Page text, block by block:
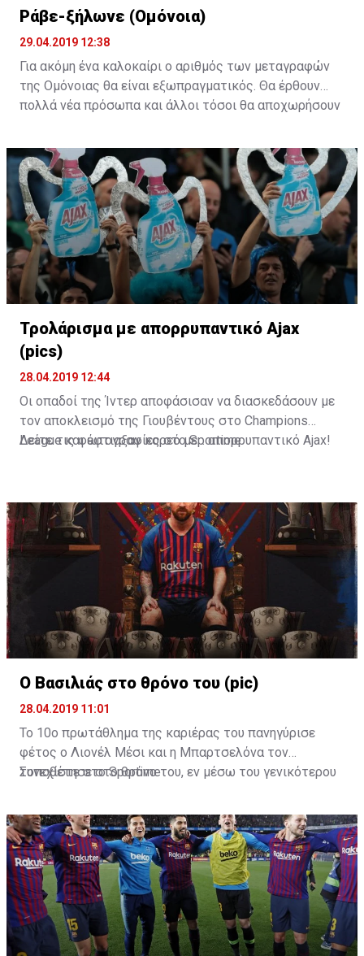
Ράβε-ξήλωνε (Ομόνοια)
29.04.2019 12:38
Για ακόμη ένα καλοκαίρι ο αριθμός των μεταγραφών
της Ομόνοιας θα είναι εξωπραγματικός. Θα έρθουν
πολλά νέα πρόσωπα και άλλοι τόσοι θα αποχωρήσουν
θα κάνει ξανά την εμφάνιση της στους "πράσινους".
Τρολάρισμα με απορρυπαντικό Ajax
(pics)
28.04.2019 12:44
Οι οπαδοί της Ίντερ αποφάσισαν να διασκεδάσουν με
τον αποκλεισμό της Γιουβέντους στο Champions
League και έφτιαξαν κορεό με... απορρυπαντικό Ajax!
Δείτε τις φωτογραφίες στοSportime
Ο Βασιλιάς στο θρόνο του (pic)
28.04.2019 11:01
Το 10ο πρωτάθλημα της καριέρας του πανηγύρισε
φέτος ο Λιονέλ Μέσι και η Μπαρτσελόνα τον
τοποθέτησε στο θρόνο του, εν μέσω του γενικότερου
Συνεχίστε στοSportime